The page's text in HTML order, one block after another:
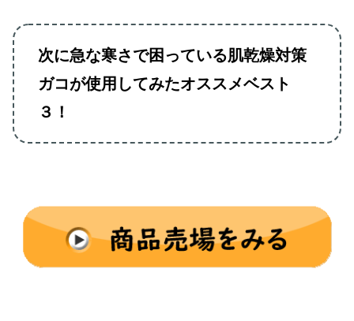
次に急な寒さで困っている肌乾燥対策
ガコが使用してみたオススメベスト
３！